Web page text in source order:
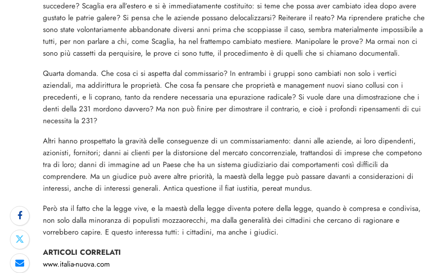
succedere? Scaglia era all’estero e si è immediatamente costituito: si teme che possa aver cambiato idea dopo avere
gustato le patrie galere? Si pensa che le aziende possano delocalizzarsi? Reiterare il reato? Ma riprendere pratiche che
sono state volontariamente abbandonate diversi anni prima che scoppiasse il caso, sembra materialmente impossibile a
tutti, per non parlare a chi, come Scaglia, ha nel frattempo cambiato mestiere. Manipolare le prove? Ma ormai non ci
sono più cassetti da perquisire, le prove ci sono tutte, il procedimento è di quelli che si chiamano documentali.
Quarta domanda. Che cosa ci si aspetta dal commissario? In entrambi i gruppi sono cambiati non solo i vertici
aziendali, ma addirittura le proprietà. Che cosa fa pensare che proprietà e management nuovi siano collusi con i
precedenti, e li coprano, tanto da rendere necessaria una epurazione radicale? Si vuole dare una dimostrazione che i
denti della 231 mordono davvero? Ma non può finire per dimostrare il contrario, e cioè i profondi ripensamenti di cui
necessita la 231?
Altri hanno prospettato la gravità delle conseguenze di un commissariamento: danni alle aziende, ai loro dipendenti,
azionisti, fornitori; danni ai clienti per la distorsione del mercato concorrenziale, trattandosi di imprese che competono
tra di loro; danni di immagine ad un Paese che ha un sistema giudiziario dai comportamenti così difficili da
comprendere. Ma un giudice può avere altre priorità, la maestà della legge può passare davanti a considerazioni di
interessi, anche di interessi generali. Antica questione il fiat iustitia, pereat mundus.
Però sta il fatto che la legge vive, e la maestà della legge diventa potere della legge, quando è compresa e condivisa,
non solo dalla minoranza di populisti mozzaorecchi, ma dalla generalità dei cittadini che cercano di ragionare e
vorrebbero capire. E questo interessa tutti: i cittadini, ma anche i giudici.
ARTICOLI CORRELATI
www.italia-nuova.com